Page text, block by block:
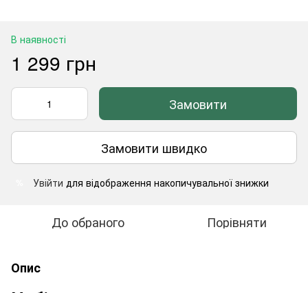
В наявності
1 299 грн
Замовити
Замовити швидко
Увійти для відображення накопичувальної знижки
До обраного Порівняти
Опис